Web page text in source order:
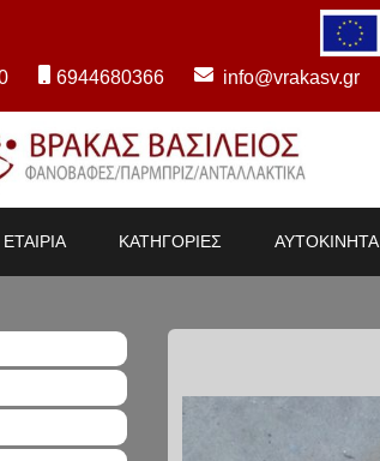
6944680366 info@vrakasv.gr
ΕΤΑΙΡΙΑ ΚΑΤΗΓΟΡΙΕΣ ΑΥΤΟΚΙΝΗΤΑ